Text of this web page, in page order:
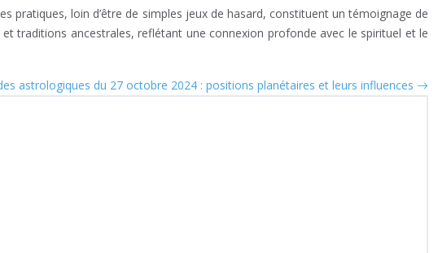
pratiques, loin d’être de simples jeux de hasard, constituent un témoignage de
et traditions ancestrales, reflétant une connexion profonde avec le spirituel et le
astrologiques du 27 octobre 2024 : positions planétaires et leurs influences